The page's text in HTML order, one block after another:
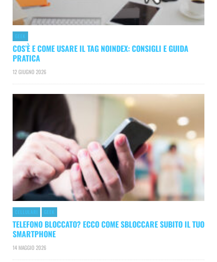
GEEK
COS’È E COME USARE IL TAG NOINDEX: CONSIGLI E GUIDA
PRATICA
12 GIUGNO 2026
CELLULARI GEEK
TELEFONO BLOCCATO? ECCO COME SBLOCCARE SUBITO IL TUO
SMARTPHONE
14 MAGGIO 2026